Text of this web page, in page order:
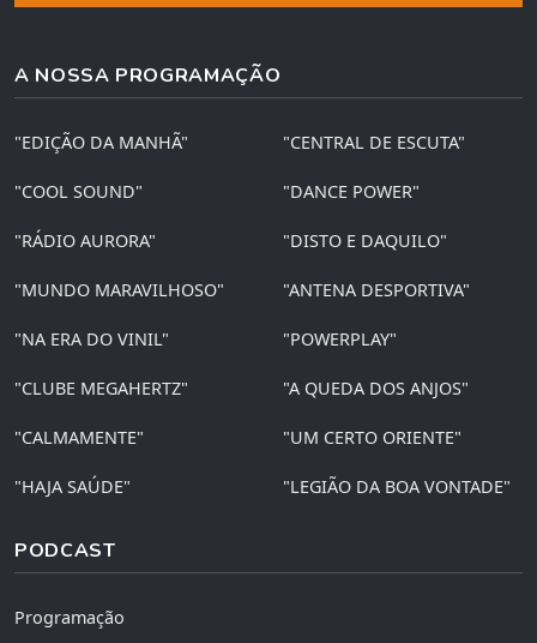
A NOSSA PROGRAMAÇÃO
"EDIÇÃO DA MANHÃ" "CENTRAL DE ESCUTA"
"COOL SOUND" "DANCE POWER"
"RÁDIO AURORA" "DISTO E DAQUILO"
"MUNDO MARAVILHOSO" "ANTENA DESPORTIVA"
"NA ERA DO VINIL" "POWERPLAY"
"CLUBE MEGAHERTZ" "A QUEDA DOS ANJOS"
"CALMAMENTE" "UM CERTO ORIENTE"
"HAJA SAÚDE" "LEGIÃO DA BOA VONTADE"
PODCAST
Programação